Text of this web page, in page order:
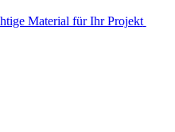
Material für Ihr Projekt